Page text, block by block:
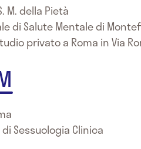
M. della Pietà
Salute Mentale di
privato a Roma in Via
Sessuologia Clinica